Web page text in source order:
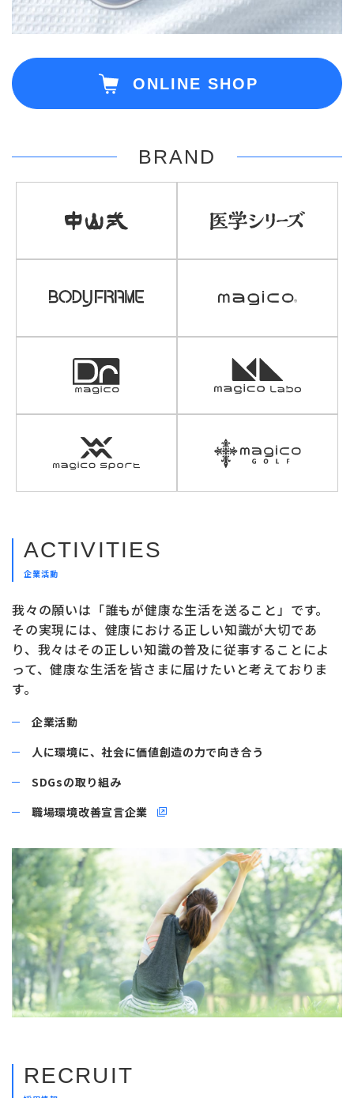
ONLINE SHOP
BRAND
ACTIVITIES
企業活動
我々の願いは「誰もが健康な生活を送ること」です。
その実現には、健康における正しい知識が大切であ
り、 我々はその正しい知識の普及に従事することによ
って、健康な生活を皆さまに届けたいと考えておりま
す。
企業活動
人に環境に、社会に価値創造の力で向き合う
SDGsの取り組み
職場環境改善宣言企業
RECRUIT